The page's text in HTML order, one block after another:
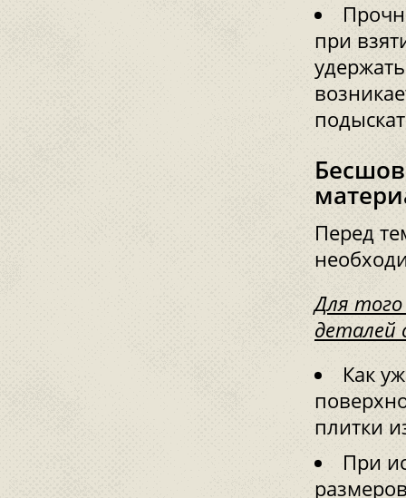
при
Перед
Для
деталей
Как
плитки
При